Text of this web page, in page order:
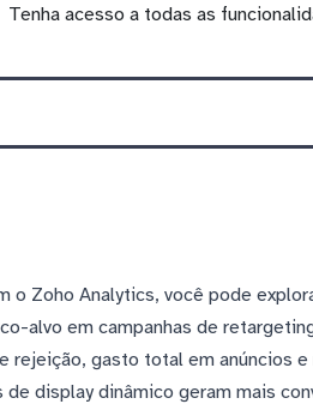
Tenha acesso a todas as
o Zoho Analytics, você pode
alvo em campanhas de
rejeição, gasto total em anúncios
display dinâmico geram mais